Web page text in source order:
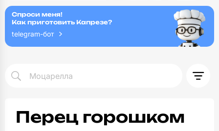
Спроси меня!
Как приготовить Капрезе?
telegram-бот
Перец горошком